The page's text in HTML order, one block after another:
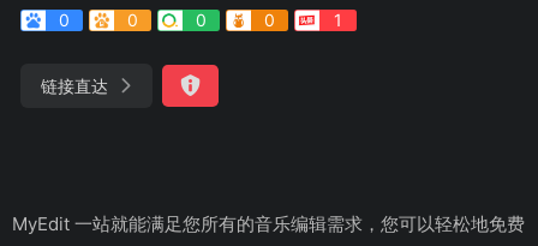
0
0 0 0 1
链接直达
MyEdit 一站就能满足您所有的音乐编辑需求，您可以轻松地免费